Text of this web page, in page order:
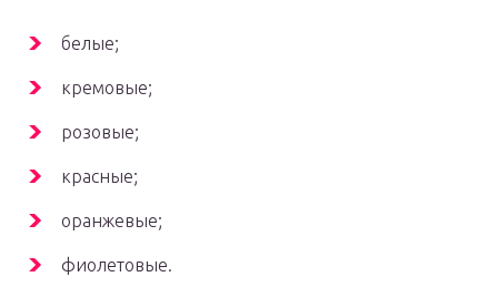
белые;
кремовые;
розовые;
красные;
оранжевые;
фиолетовые.